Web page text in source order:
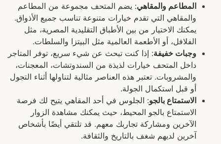
المطاعم والمقاهي: يضم المتحف مجموعة من المطاعم
والمقاهي التي تقدم خيارات متنوعة تناسب جميع الأذواق.
يمكنك الاختيار من بين الأطباق التقليدية المصرية، مثل
الفلافل، أو الأطعمة العالمية مثل البيتزا والسلطات.
وجبات خفيفة: إذا كنت تبحث عن شيء سريع، توفر المتاجر
داخل المتحف خيارات لذيذة من السندوتشات، المعجنات،
والمشروبات. تعتبر هذه العناصر مثالية لتناولها أثناء التجول
أو قبل استكمال الجولة.
الاستمتاع بالجو: الجلوس في أحد المقاهي يتيح لك فرصة
الاستمتاع بالجو المحيط، حيث يمكنك مشاهدة الزوار
الآخرين ومشاركة تجاربك معهم. قد تلتقي أيضًا بأشخاص
آخرين لديهم شغف بالتاريخ والثقافة.